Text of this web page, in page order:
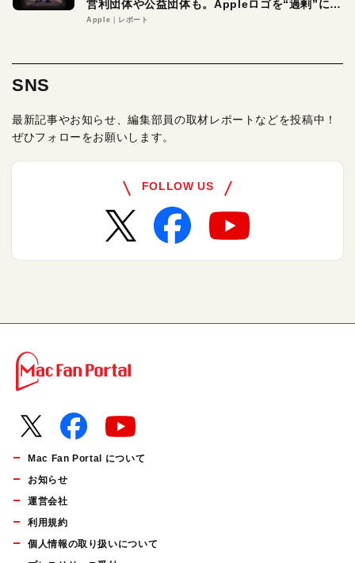
営利団体や公益団体も。Appleロゴを“過剰”に守
る理由とは
Apple レポート
SNS
最新記事やお知らせ、編集部員の取材レポートなどを投稿中！
ぜひフォローをお願いします。
FOLLOW US
Mac Fan Portal について
お知らせ
運営会社
利用規約
個人情報の取り扱いについて